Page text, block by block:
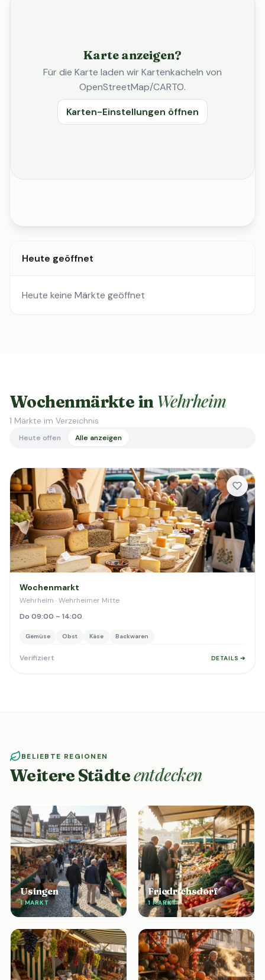
Karte anzeigen?
Für die Karte laden wir Kartenkacheln von
OpenStreetMap/CARTO.
Karten-Einstellungen öffnen
Heute geöffnet
Heute keine Märkte geöffnet
Wochenmärkte in Wehrheim
1 Märkte im Verzeichnis
Heute offen Alle anzeigen
Wochenmarkt
Wehrheim · Wehrheimer Mitte
Do 09:00 – 14:00
Gemüse Obst Käse Backwaren
Verifiziert DETAILS ➔
BELIEBTE REGIONEN
Weitere Städteentdecken
Usingen
1 MARKT
Friedrichsdorf
1 MARKT